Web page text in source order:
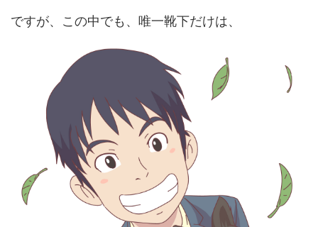
ですが、この中でも、唯一靴下だけは、